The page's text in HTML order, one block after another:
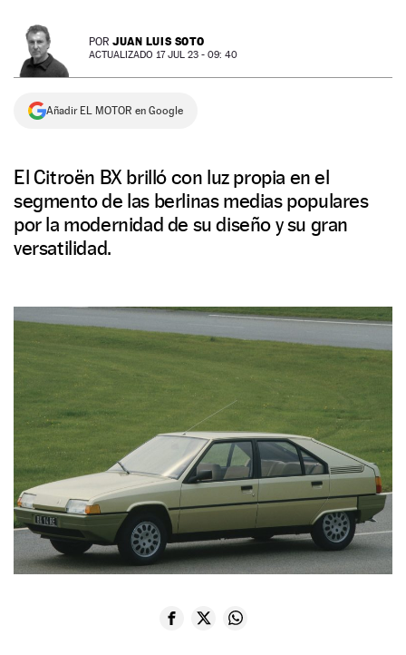
PREMIOS
SERVICIOS
POR JUAN LUIS SOTO
ACTUALIZADO 17 JUL 23 - 09: 40
Añadir EL MOTOR en Google
El Citroën BX brilló con luz propia en el
segmento de las berlinas medias populares
por la modernidad de su diseño y su gran
versatilidad.